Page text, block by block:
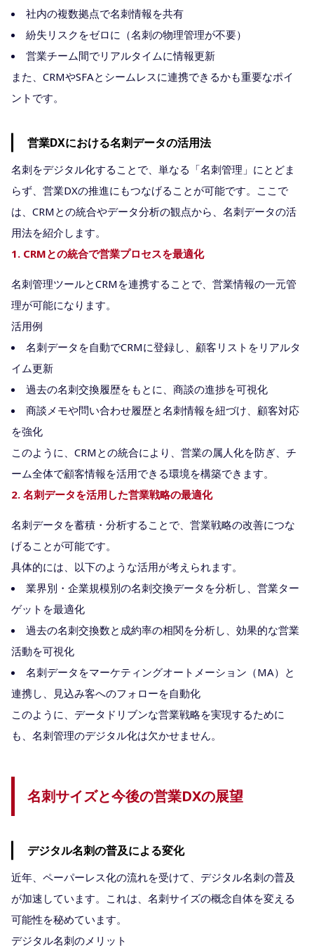
社内の複数拠点で名刺情報を共有
紛失リスクをゼロに（名刺の物理管理が不要）
営業チーム間でリアルタイムに情報更新
また、CRMやSFAとシームレスに連携できるかも重要なポイ
ントです。
営業DXにおける名刺データの活用法
名刺をデジタル化することで、単なる「名刺管理」にとどま
らず、営業DXの推進にもつなげることが可能です。ここで
は、CRMとの統合やデータ分析の観点から、名刺データの活
用法を紹介します。
1. CRMとの統合で営業プロセスを最適化
名刺管理ツールとCRMを連携することで、営業情報の一元管
理が可能になります。
活用例
名刺データを自動でCRMに登録し、顧客リストをリアルタ
イム更新
過去の名刺交換履歴をもとに、商談の進捗を可視化
商談メモや問い合わせ履歴と名刺情報を紐づけ、顧客対応
を強化
このように、CRMとの統合により、営業の属人化を防ぎ、チ
ーム全体で顧客情報を活用できる環境を構築できます。
2. 名刺データを活用した営業戦略の最適化
名刺データを蓄積・分析することで、営業戦略の改善につな
げることが可能です。
具体的には、以下のような活用が考えられます。
業界別・企業規模別の名刺交換データを分析し、営業ター
ゲットを最適化
過去の名刺交換数と成約率の相関を分析し、効果的な営業
活動を可視化
名刺データをマーケティングオートメーション（MA）と
連携し、見込み客へのフォローを自動化
このように、データドリブンな営業戦略を実現するために
も、名刺管理のデジタル化は欠かせません。
名刺サイズと今後の営業DXの展望
デジタル名刺の普及による変化
近年、ペーパーレス化の流れを受けて、デジタル名刺の普及
が加速しています。これは、名刺サイズの概念自体を変える
可能性を秘めています。
デジタル名刺のメリット